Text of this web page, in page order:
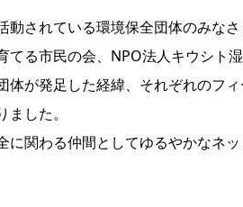
動されている環境保全団体のみな
てる市民の会、NPO法人キウシト
体が発足した経緯、それぞれのフ
した。
に関わる仲間としてゆるやかなネ